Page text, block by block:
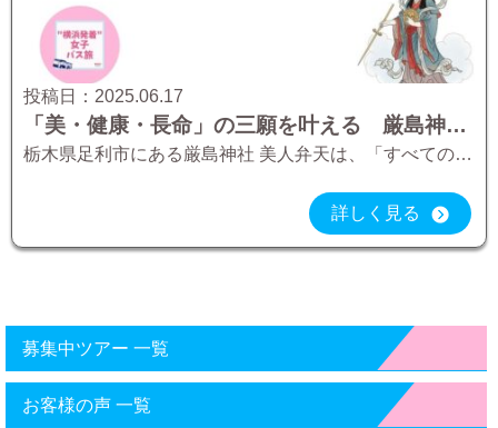
投稿日： 2025.06.17
「美・健康・長命」の三願を叶える 厳島神社 美人弁天
栃木県足利市にある厳島神社 美人弁天は、「すべての女性の健康・長命・美」を司るといわれる、特に女性からの信仰を集めるユニークな神社さまです。 授かれば誰でも美人になるという「美人証明」をいただける足利の厳島神社 美人弁天 […]
詳しく見る
募集中ツアー 一覧
お客様の声 一覧